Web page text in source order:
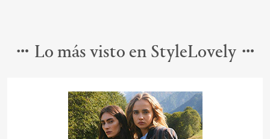
Lo más visto en StyleLovely